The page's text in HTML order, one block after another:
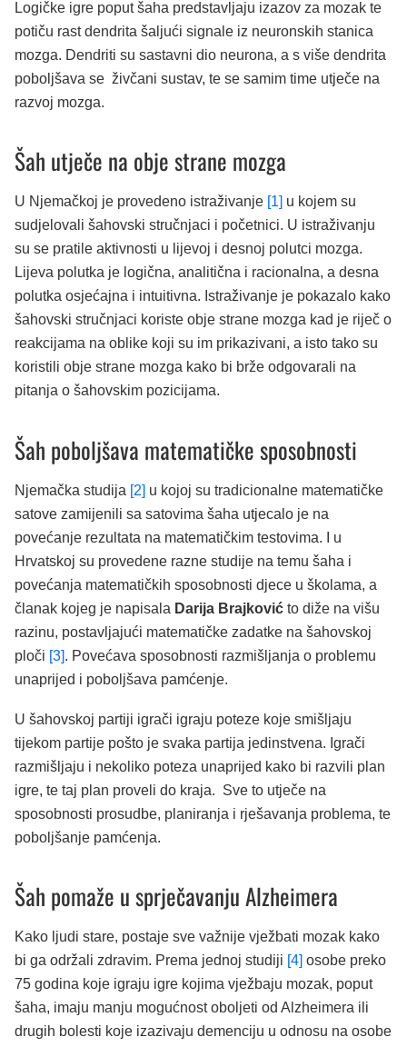
Logičke igre poput šaha predstavljaju izazov za mozak te
potiču rast dendrita šaljući signale iz neuronskih stanica
mozga. Dendriti su sastavni dio neurona, a s više dendrita
poboljšava se živčani sustav, te se samim time utječe na
razvoj mozga.
Šah utječe na obje strane mozga
U Njemačkoj je provedeno istraživanje [1] u kojem su
sudjelovali šahovski stručnjaci i početnici. U istraživanju
su se pratile aktivnosti u lijevoj i desnoj polutci mozga.
Lijeva polutka je logična, analitična i racionalna, a desna
polutka osjećajna i intuitivna. Istraživanje je pokazalo kako
šahovski stručnjaci koriste obje strane mozga kad je riječ o
reakcijama na oblike koji su im prikazivani, a isto tako su
koristili obje strane mozga kako bi brže odgovarali na
pitanja o šahovskim pozicijama.
Šah poboljšava matematičke sposobnosti
Njemačka studija [2] u kojoj su tradicionalne matematičke
satove zamijenili sa satovima šaha utjecalo je na
povećanje rezultata na matematičkim testovima. I u
Hrvatskoj su provedene razne studije na temu šaha i
povećanja matematičkih sposobnosti djece u školama, a
članak kojeg je napisala Darija Brajković to diže na višu
razinu, postavljajući matematičke zadatke na šahovskoj
ploči [3]. Povećava sposobnosti razmišljanja o problemu
unaprijed i poboljšava pamćenje.
U šahovskoj partiji igrači igraju poteze koje smišljaju
tijekom partije pošto je svaka partija jedinstvena. Igrači
razmišljaju i nekoliko poteza unaprijed kako bi razvili plan
igre, te taj plan proveli do kraja. Sve to utječe na
sposobnosti prosudbe, planiranja i rješavanja problema, te
poboljšanje pamćenja.
Šah pomaže u sprječavanju Alzheimera
Kako ljudi stare, postaje sve važnije vježbati mozak kako
bi ga održali zdravim. Prema jednoj studiji [4] osobe preko
75 godina koje igraju igre kojima vježbaju mozak, poput
šaha, imaju manju mogućnost oboljeti od Alzheimera ili
drugih bolesti koje izazivaju demenciju u odnosu na osobe